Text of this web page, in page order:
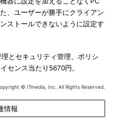
、ユーザーが勝手にクライアン
ストールできないように設定す
とセキュリティ管理、ポリシ
センス当たり5670円。
© ITmedia, Inc. All Rights Reserved.
情報